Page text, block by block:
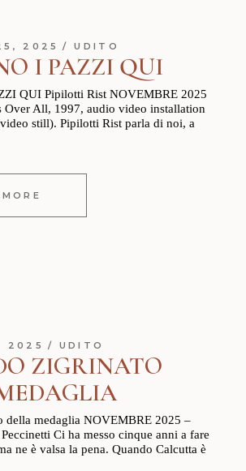
2025 UDITO
I PAZZI QUI
QUI Pipilotti Rist NOVEMBRE 2025
Over All, 1997, audio video installation
still). Pipilotti Rist parla di noi, a
2025 UDITO
ZIGRINATO
della medaglia NOVEMBRE 2025 –
Ci ha messo cinque anni a fare
ne è valsa la pena. Quando Calcutta è